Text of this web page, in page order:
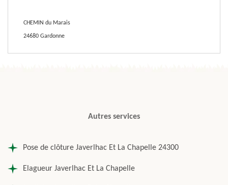
CHEMIN du Marais
24680 Gardonne
Autres services
Pose de clôture Javerlhac Et La Chapelle 24300
Elagueur Javerlhac Et La Chapelle